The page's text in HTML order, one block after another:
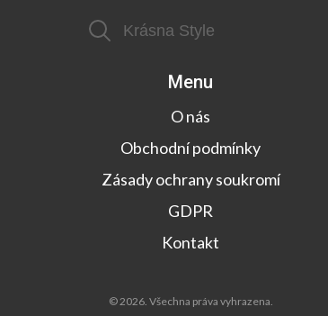
Menu
O nás
Obchodní podmínky
Zásady ochrany soukromí
GDPR
Kontakt
© 2026. Všechna práva vyhrazena.